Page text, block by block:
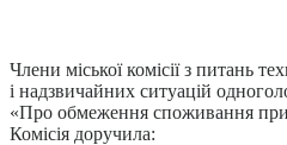
Члени міської комісії з питань
і надзвичайних ситуацій
«Про обмеження споживання
Комісія доручила: